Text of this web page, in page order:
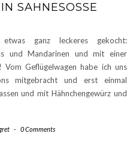
SAHNESOSSE
ganz leckeres gekocht:
und Mandarinen und mit einer
Vom Geflügelwagen habe ich uns
mitgebracht und erst einmal
und mit Hähnchengewürz und
- 0 Comments